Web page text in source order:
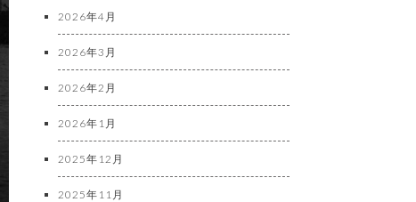
2026年4月
2026年3月
2026年2月
2026年1月
2025年12月
2025年11月